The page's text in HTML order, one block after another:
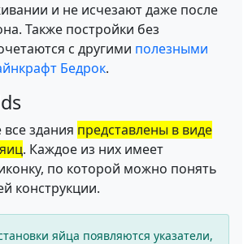
и не исчезают даже после
Также постройки без
с другими полезными
Бедрок.
здания представлены в виде
. Каждое из них имеет
по которой можно понять
конструкции.
яйца появляются указатели,